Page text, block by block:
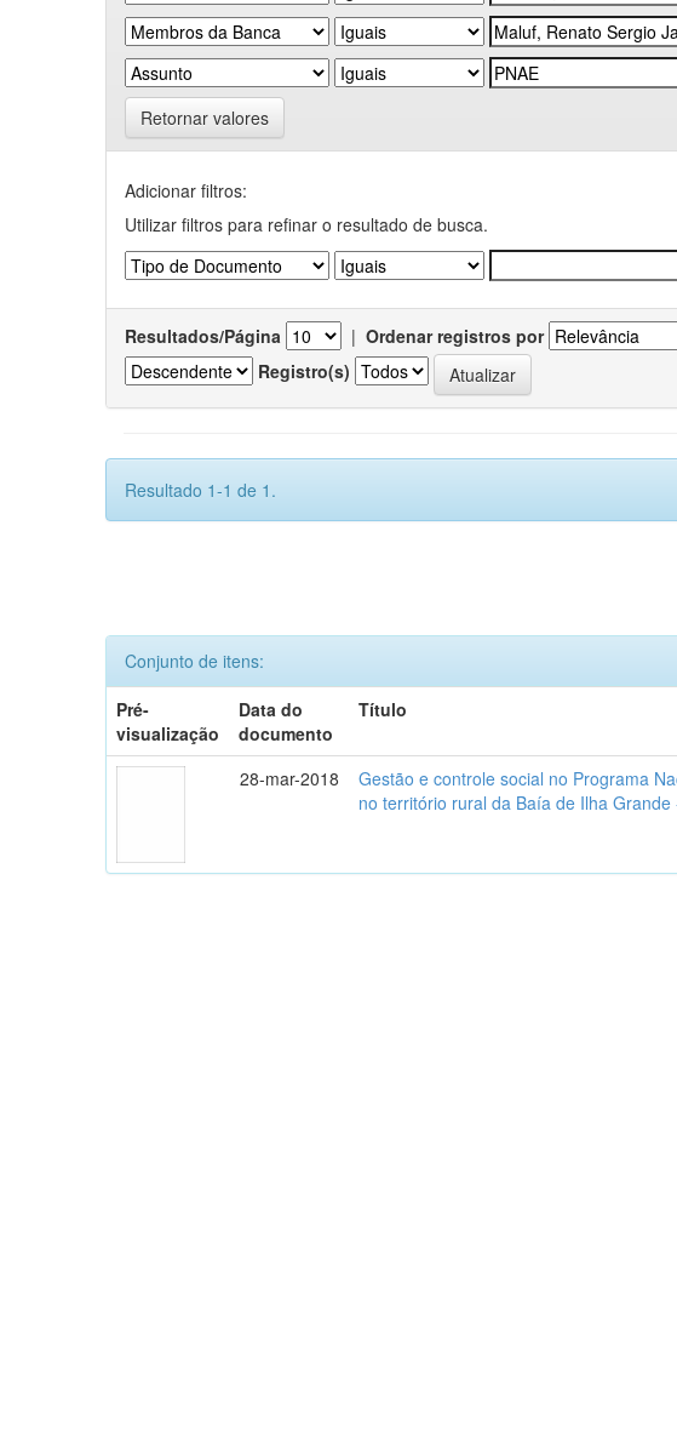
Retornar valores
Adicionar filtros:
Utilizar filtros para refinar o resultado de busca.
Resultados/Página | Ordenar registros por
Registro(s)
Resultado 1-1 de 1.
Conjunto de itens:
Pré-
visualização
Data do
documento
Título
28-mar-2018
Gestão e controle social no Programa
no território rural da Baía de Ilha Grande